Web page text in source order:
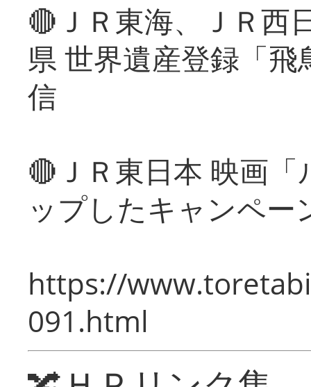
🔴ＪＲ東海、ＪＲ西
県 世界遺産登録「
信
🔴ＪＲ東日本 映画
ップしたキャンペー
https://
091.html